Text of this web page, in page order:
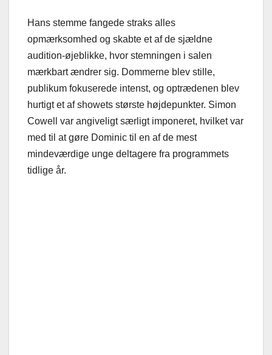
Hans stemme fangede straks alles
opmærksomhed og skabte et af de sjældne
audition-øjeblikke, hvor stemningen i salen
mærkbart ændrer sig. Dommerne blev stille,
publikum fokuserede intenst, og optrædenen blev
hurtigt et af showets største højdepunkter. Simon
Cowell var angiveligt særligt imponeret, hvilket var
med til at gøre Dominic til en af de mest
mindeværdige unge deltagere fra programmets
tidlige år.